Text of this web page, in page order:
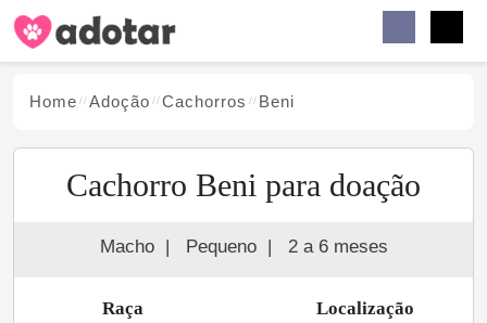
Home Adoção Cachorros Beni
Cachorro Beni para doação
Macho | Pequeno | 2 a 6 meses
Raça
Localização